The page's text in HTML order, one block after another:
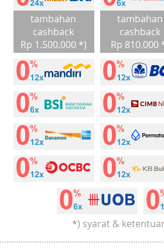
tambahan
cashback
Rp 1.500.000 *)
tambahan
cashback
Rp 810.000
*) syarat &